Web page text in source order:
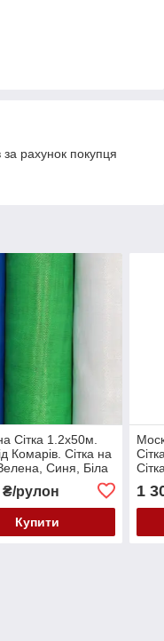
рахунок покупця
Сітка 1.2х50м.
Комарів. Сітка на
Синя, Біла
рулон
Купити
1